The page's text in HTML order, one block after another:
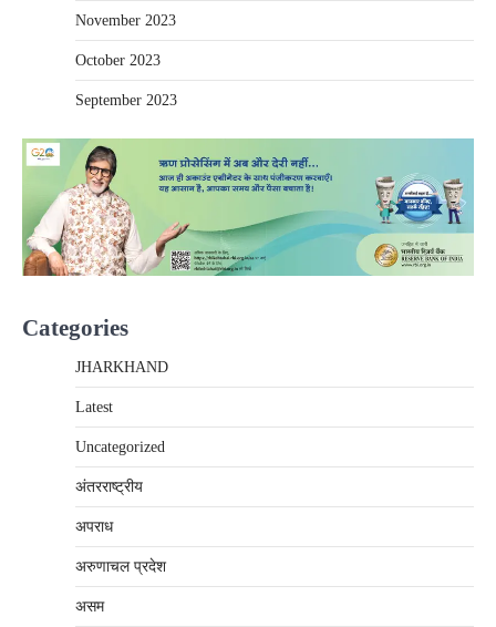
November 2023
October 2023
September 2023
Categories
JHARKHAND
Latest
Uncategorized
अंतरराष्‍ट्रीय
अपराध
अरुणाचल प्रदेश
असम